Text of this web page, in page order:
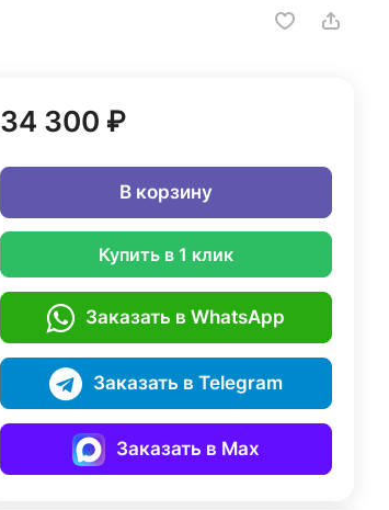
34 300 ₽
В корзину
Купить в 1 клик
Заказать в WhatsApp
Заказать в Telegram
Заказать в Max